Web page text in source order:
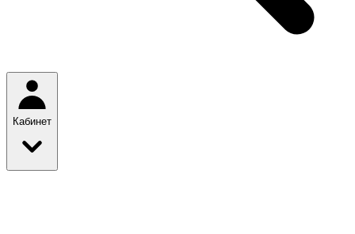
Кабинет